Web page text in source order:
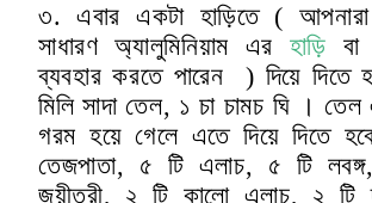
৩. এবার একটা হাড়িতে ( আপনারা
সাধারণ অ্যালুমিনিয়াম এর হাড়ি বা
ব্যবহার করতে পারেন ) দিয়ে দিতে
মিলি সাদা তেল, ১ চা চামচ ঘি । তেল
গরম হয়ে গেলে এতে দিয়ে দিতে
তেজপাতা, ৫ টি এলাচ, ৫ টি
জয়ীত্রী, ২ টি কালো এলাচ, ২ টি